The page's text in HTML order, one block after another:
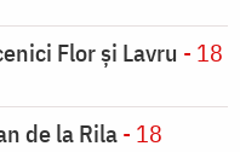
Flor și Lavru - 18
de la Rila- 18